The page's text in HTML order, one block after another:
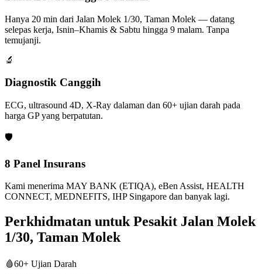
Hanya 20 min dari Jalan Molek 1/30, Taman Molek — datang
selepas kerja, Isnin–Khamis & Sabtu hingga 9 malam. Tanpa
temujanji.
🔬
Diagnostik Canggih
ECG, ultrasound 4D, X-Ray dalaman dan 60+ ujian darah pada
harga GP yang berpatutan.
🛡️
8 Panel Insurans
Kami menerima MAY BANK (ETIQA), eBen Assist, HEALTH
CONNECT, MEDNEFITS, IHP Singapore dan banyak lagi.
Perkhidmatan untuk Pesakit Jalan Molek
1/30, Taman Molek
🩸60+ Ujian Darah